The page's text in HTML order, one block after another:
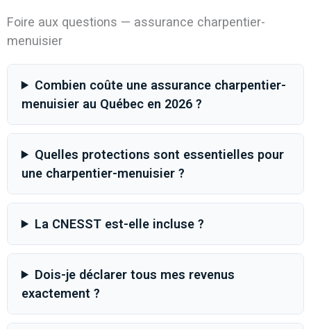
Foire aux questions — assurance charpentier-
menuisier
Combien coûte une assurance charpentier-
menuisier au Québec en 2026 ?
Quelles protections sont essentielles pour
une charpentier-menuisier ?
La CNESST est-elle incluse ?
Dois-je déclarer tous mes revenus
exactement ?